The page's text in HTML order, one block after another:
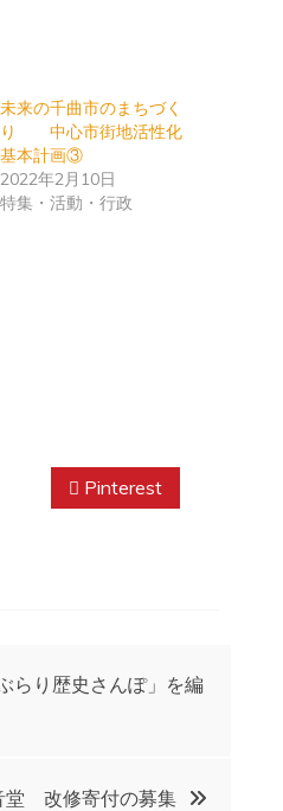
未来の千曲市のまちづく
り 中心市街地活性化
基本計画③
2022年2月10日
特集・活動・行政
Pinterest
らり歴史さんぽ」を編
堂 改修寄付の募集